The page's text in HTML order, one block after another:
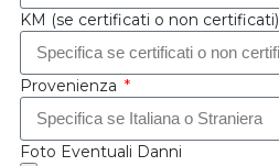
KM (se certificati o non certificati)
Provenienza
Foto Eventuali Danni